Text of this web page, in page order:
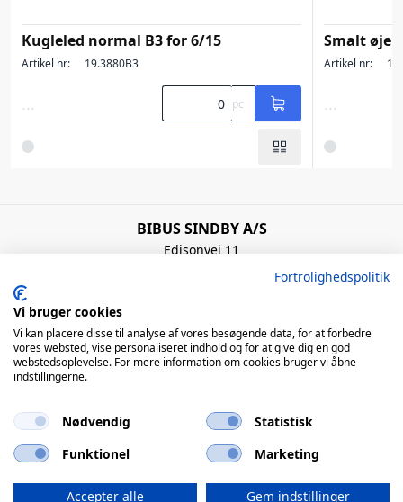
Kugleled normal B3 for 6/15
Artikel nr: 19.3880B3
... pc
Smalt øje
Artikel nr:
...
BIBUS SINDBY A/S
Edisonvej 11
Åbningstider
Man – Tors: 8:00 – 16:00 / Fre: 8:00 – 15:00
QUICK LINKS
© 2026 BIBUS, all rights reserved
Fortrolighedspolitik
Vi bruger cookies
Vi kan placere disse til analyse af vores besøgende data, for at forbedre
vores websted, vise personaliseret indhold og for at give dig en god
webstedsoplevelse. For mere information om cookies bruger vi åbne
indstillingerne.
Nødvendig
Statistisk
Funktionel
Marketing
Accepter alle Gem indstillinger